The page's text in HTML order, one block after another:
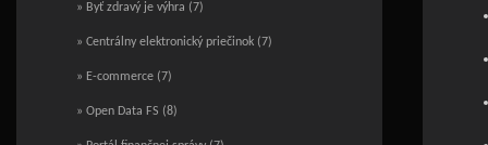
» Byť zdravý je výhra (7)
» Centrálny elektronický priečinok (7)
» E-commerce (7)
» Open Data FS (8)